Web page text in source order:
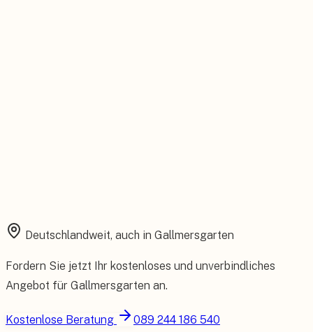
Deutschlandweit, auch in Gallmersgarten
Fordern Sie jetzt Ihr kostenloses und unverbindliches
Angebot für Gallmersgarten an.
Kostenlose Beratung
089 244 186 540